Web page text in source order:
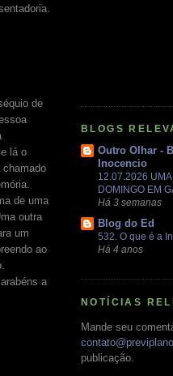
de
lá o
de uma
outra
um
ao
a
BLOGS
Outro Olhar -
Inocencio
12.07.2026
DOMINGO EM
Há 3 semanas
Blog do Ed
532. O que é a
Há 4 anos
NOTÍCIAS
Mande seu
publicação.